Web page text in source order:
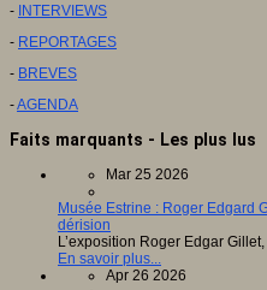
- INTERVIEWS
- REPORTAGES
- BREVES
-AGENDA
Faits marquants - Les plus lus
Mar 25 2026
Musée Estrine : Roger Edgard
dérision
L’exposition Roger Edgar
En savoir plus...
Apr 26 2026